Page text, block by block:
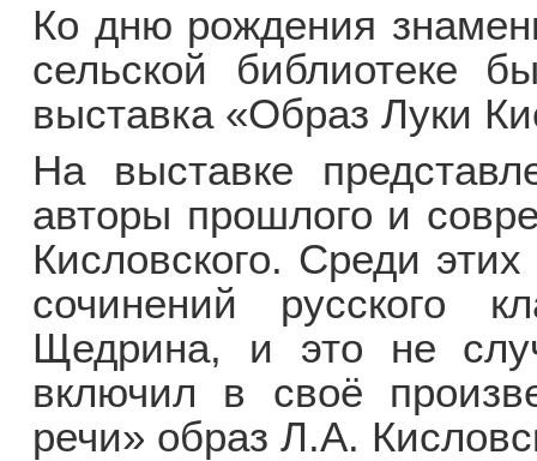
Ко дню рождения
сельской библиотеке
выставка «Образ Луки
На выставке
авторы прошлого и
Кисловского. Среди
сочинений русского
Щедрина, и это не
включил в своё
речи» образ Л.А.